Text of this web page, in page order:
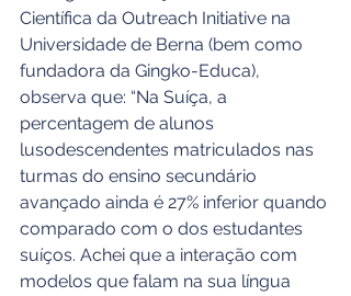
Científica da Outreach Initiative na
Universidade de Berna (bem como
fundadora da Gingko-Educa),
observa que: “Na Suíça, a
percentagem de alunos
lusodescendentes matriculados nas
turmas do ensino secundário
avançado ainda é 27% inferior quando
comparado com o dos estudantes
suíços. Achei que a interação com
modelos que falam na sua língua